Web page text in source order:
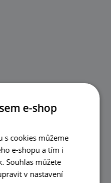
e-shop
s cookies můžeme
e-shopu a tím i
Souhlas můžete
v nastavení